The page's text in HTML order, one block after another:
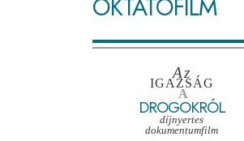
OKTATÓFILM
Az
IGAZSÁG
A
DROGOKRÓL
díjnyertes
dokumentumfilm